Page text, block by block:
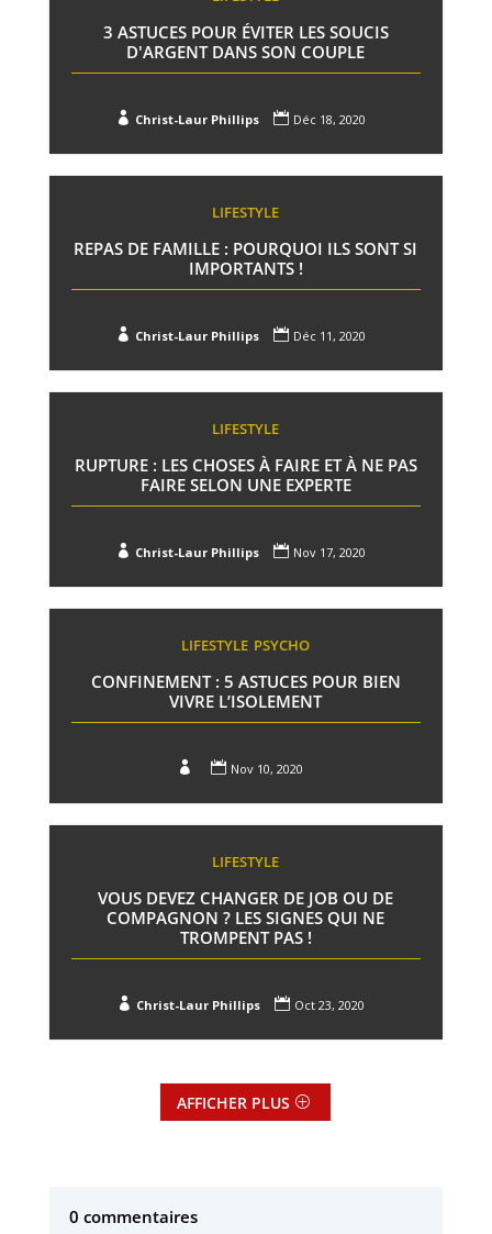
3 ASTUCES POUR ÉVITER LES SOUCIS
D'ARGENT DANS SON COUPLE
 Christ-Laur Phillips  Déc 18, 2020
LIFESTYLE
REPAS DE FAMILLE : POURQUOI ILS SONT SI
IMPORTANTS !
 Christ-Laur Phillips  Déc 11, 2020
LIFESTYLE
RUPTURE : LES CHOSES À FAIRE ET À NE PAS
FAIRE SELON UNE EXPERTE
 Christ-Laur Phillips  Nov 17, 2020
LIFESTYLE PSYCHO
CONFINEMENT : 5 ASTUCES POUR BIEN
VIVRE L’ISOLEMENT
  Nov 10, 2020
LIFESTYLE
VOUS DEVEZ CHANGER DE JOB OU DE
COMPAGNON ? LES SIGNES QUI NE
TROMPENT PAS !
 Christ-Laur Phillips  Oct 23, 2020
AFFICHER PLUS
0 commentaires